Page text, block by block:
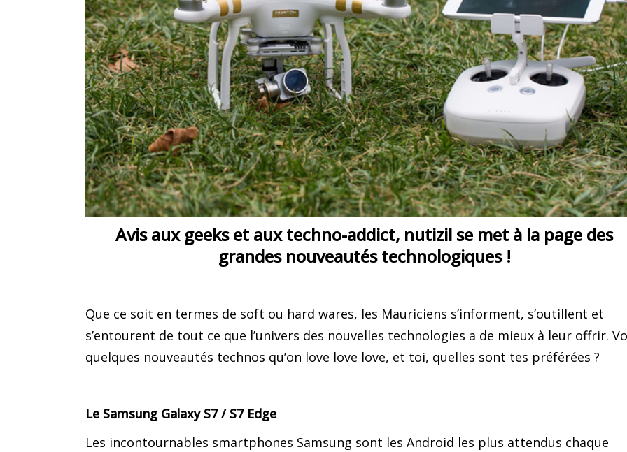
Avis aux geeks et aux techno-addict, nutizil se met à la page des
grandes nouveautés technologiques !
Que ce soit en termes de soft ou hard wares, les Mauriciens s’informent, s’outillent et
s’entourent de tout ce que l’univers des nouvelles technologies a de mieux à leur offrir.
quelques nouveautés technos qu’on love love love, et toi, quelles sont tes préférées ?
Le Samsung Galaxy S7 / S7 Edge
Les incontournables smartphones Samsung sont les Android les plus attendus chaque